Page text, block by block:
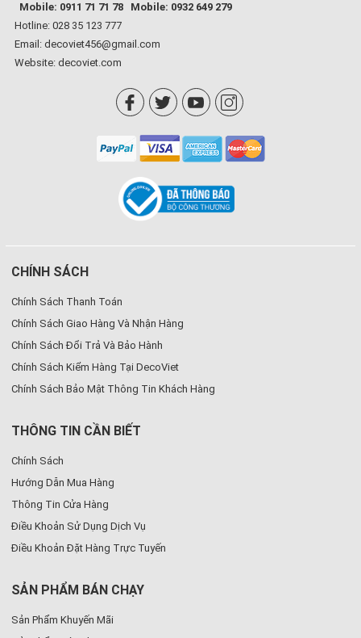
Mobile: 0911 71 71 78
Mobile: 0932 649 279
Hotline: 028 35 123 777
Email: decoviet456@gmail.com
Website: decoviet.com
CHÍNH SÁCH
Chính Sách Thanh Toán
Chính Sách Giao Hàng Và Nhận Hàng
Chính Sách Đổi Trả Và Bảo Hành
Chính Sách Kiểm Hàng Tại DecoViet
Chính Sách Bảo Mật Thông Tin Khách Hàng
THÔNG TIN CẦN BIẾT
Chính Sách
Hướng Dẫn Mua Hàng
Thông Tin Cửa Hàng
Điều Khoản Sử Dụng Dịch Vụ
Điều Khoản Đặt Hàng Trực Tuyến
SẢN PHẨM BÁN CHẠY
Sản Phẩm Khuyến Mãi